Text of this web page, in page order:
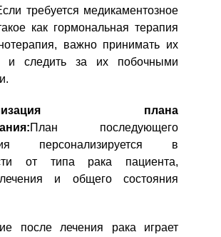
требуется медикаментозное
как гормональная терапия
важно принимать их
и следить за их побочными
плана
План последующего
персонализируется в
от типа рака пациента,
и общего состояния
после лечения рака играет